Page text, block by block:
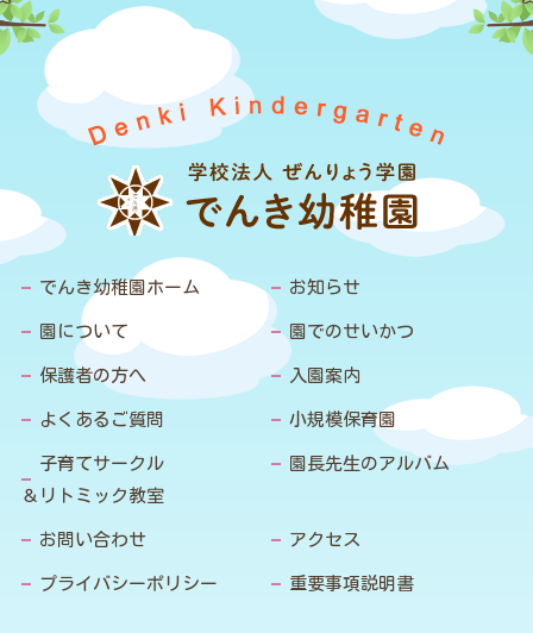
でんき幼稚園ホーム お知らせ
園について 園でのせいかつ
保護者の方へ 入園案内
よくあるご質問 小規模保育園
子育てサークル
＆リトミック教室
園長先生のアルバム
お問い合わせ アクセス
プライバシーポリシー 重要事項説明書